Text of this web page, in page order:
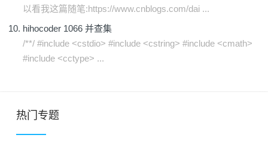
以看我这篇随笔:https://www.cnblogs.com/dai ...
hihocoder 1066 并查集
/**/ #include <cstdio> #include <cstring> #include <cmath>
#include <cctype> ...
热门专题